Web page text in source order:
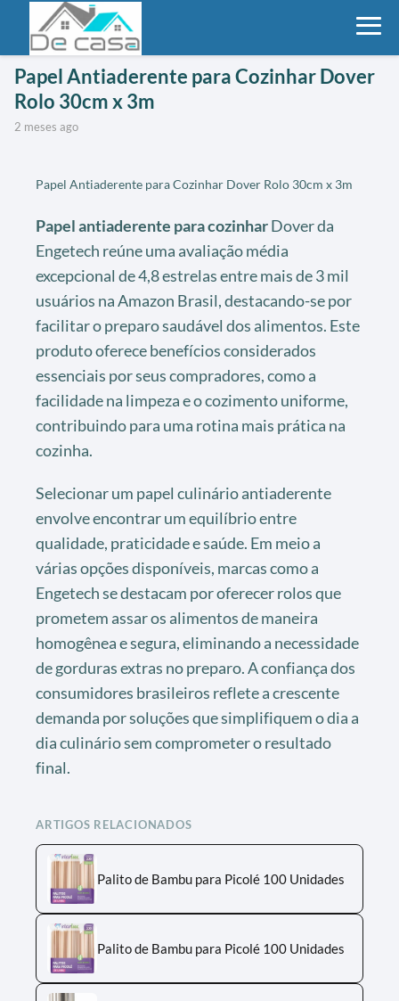
Papel Antiaderente para Cozinhar Dover
Rolo 30cm x 3m
2 meses ago
Papel Antiaderente para Cozinhar Dover Rolo 30cm x 3m
Papel antiaderente para cozinharDover da
Engetech reúne uma avaliação média
excepcional de 4,8 estrelas entre mais de 3 mil
usuários na Amazon Brasil, destacando-se por
facilitar o preparo saudável dos alimentos. Este
produto oferece benefícios considerados
essenciais por seus compradores, como a
facilidade na limpeza e o cozimento uniforme,
contribuindo para uma rotina mais prática na
cozinha.
Selecionar um papel culinário antiaderente
envolve encontrar um equilíbrio entre
qualidade, praticidade e saúde. Em meio a
várias opções disponíveis, marcas como a
Engetech se destacam por oferecer rolos que
prometem assar os alimentos de maneira
homogênea e segura, eliminando a necessidade
de gorduras extras no preparo. A confiança dos
consumidores brasileiros reflete a crescente
demanda por soluções que simplifiquem o dia a
dia culinário sem comprometer o resultado
final.
ARTIGOS RELACIONADOS
Palito de Bambu para Picolé 100 Unidades
Palito de Bambu para Picolé 100 Unidades